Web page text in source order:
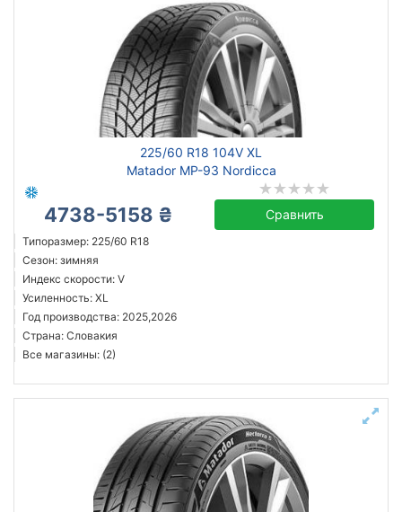
225/60 R18 104V XL
Matador MP-93 Nordicca
4738-5158 ₴ Сравнить
Типоразмер: 225/60 R18
Сезон: зимняя
Индекс скорости: V
Усиленность: XL
Год производства: 2025,2026
Страна: Словакия
Все магазины: (2)